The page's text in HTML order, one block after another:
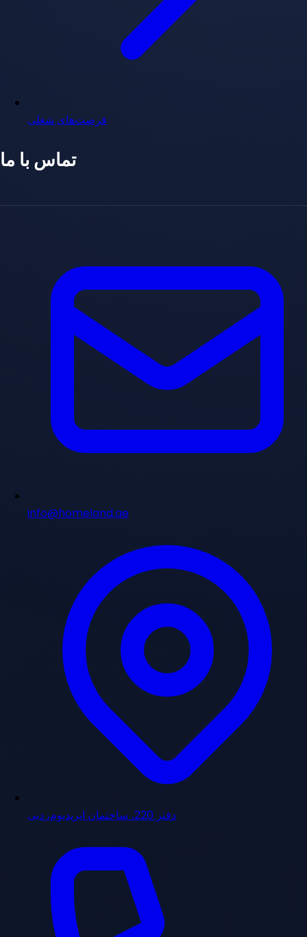
فرصت‌های شغلی
تماس با ما
info@homeland.ae
دفتر 220، ساختمان ایریدیوم، دبی